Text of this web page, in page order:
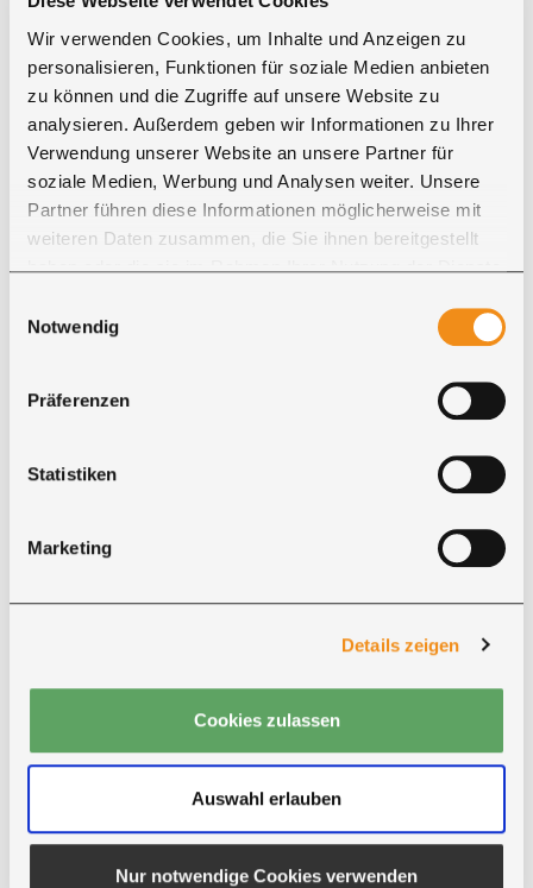
Wir verwenden Cookies, um Inhalte und Anzeigen zu
personalisieren, Funktionen für soziale Medien anbieten
zu können und die Zugriffe auf unsere Website zu
analysieren. Außerdem geben wir Informationen zu Ihrer
Verwendung unserer Website an unsere Partner für
soziale Medien, Werbung und Analysen weiter. Unsere
Partner führen diese Informationen möglicherweise mit
weiteren Daten zusammen, die Sie ihnen bereitgestellt
haben oder die sie im Rahmen Ihrer Nutzung der Dienste
Cookies, wenn Sie unsere Webseite weiterhin nutzen.
Notwendig
Präferenzen
Statistiken
Marketing
Details zeigen
Cookies zulassen
Auswahl erlauben
Nur notwendige Cookies verwenden
Sideboard nach Maß konfigurieren
0110117
Jetzt konfigurieren
Highboard Dublin
Sideboard Bremen mit Schubfächern aus Massivholz zur individuellen
Highboard nach Maß Board Si Print
Sideboard nach Maß konfigurieren
0110123
Jetzt konfigurieren